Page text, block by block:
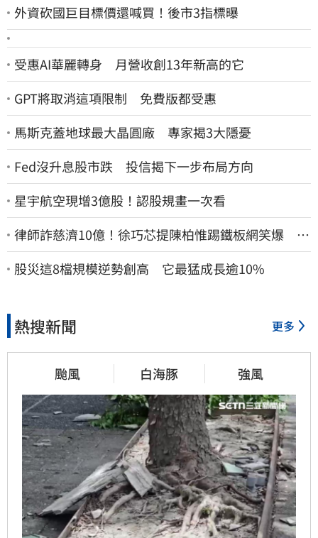
外資砍國巨目標價還喊買！後市3指標曝
受惠AI華麗轉身 月營收創13年新高的它
GPT將取消這項限制 免費版都受惠
馬斯克蓋地球最大晶圓廠 專家揭3大隱憂
Fed沒升息股市跌 投信揭下一步布局方向
星宇航空現增3億股！認股規畫一次看
律師詐慈濟10億！徐巧芯提陳柏惟踢鐵板網笑爆 律
師再曬1照補刀
股災這8檔規模逆勢創高 它最猛成長逾10%
熱搜新聞 更多
颱風 白海豚 強風